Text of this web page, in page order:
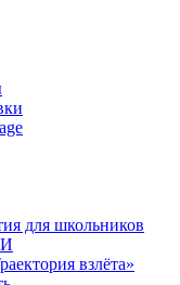
для школьников
взлёта»